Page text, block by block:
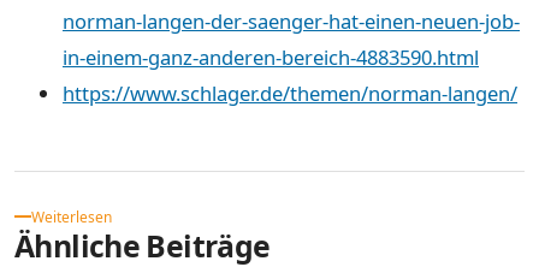
norman-langen-der-saenger-hat-einen-neuen-job-
in-einem-ganz-anderen-bereich-4883590.html
https://www.schlager.de/themen/norman-langen/
Weiterlesen
Ähnliche Beiträge